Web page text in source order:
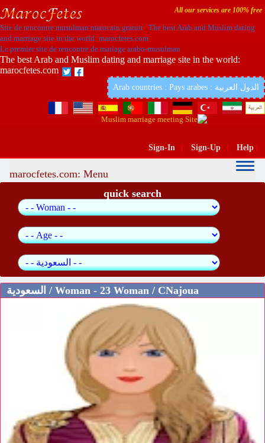
All our services are 100% free
Site de rencontre musulman marocain gratuit The best Arab and Muslim dating
and marriage site in the world: marocfetes.com
Le premier site de rencontre de mariage arabo-musulman
The best Arab and Muslim dating and marriage site in the world:
marocfetes.com
Arab countries : Pays arabes : الدول العربية
Sign-In Sign-Up Help
marocfetes.com: Menu
quick search
السعودية / Woman - 23 Woman / CNajoua